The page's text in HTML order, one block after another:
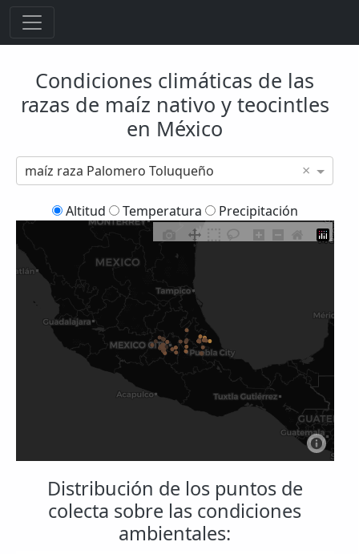
Condiciones climáticas de las
razas de maíz nativo y teocintles
en México
maíz raza Palomero Toluqueño ×
Altitud Temperatura Precipitación
Distribución de los puntos de
colecta sobre las condiciones
ambientales: